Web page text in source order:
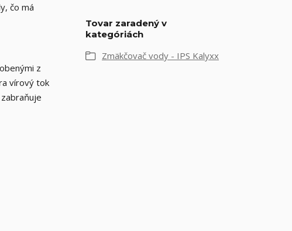
čo má
z
vírový tok
Tovar zaradený v
kategóriách
Zmäkčovač vody - IPS Kalyxx